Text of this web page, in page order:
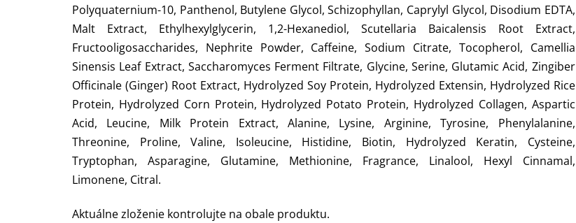
Polyquaternium-10, Panthenol, Butylene Glycol, Schizophyllan, Caprylyl Glycol, Disodium EDTA,
Malt Extract, Ethylhexylglycerin, 1,2-Hexanediol, Scutellaria Baicalensis Root Extract,
Fructooligosaccharides, Nephrite Powder, Caffeine, Sodium Citrate, Tocopherol, Camellia
Sinensis Leaf Extract, Saccharomyces Ferment Filtrate, Glycine, Serine, Glutamic Acid, Zingiber
Officinale (Ginger) Root Extract, Hydrolyzed Soy Protein, Hydrolyzed Extensin, Hydrolyzed Rice
Protein, Hydrolyzed Corn Protein, Hydrolyzed Potato Protein, Hydrolyzed Collagen, Aspartic
Acid, Leucine, Milk Protein Extract, Alanine, Lysine, Arginine, Tyrosine, Phenylalanine,
Threonine, Proline, Valine, Isoleucine, Histidine, Biotin, Hydrolyzed Keratin, Cysteine,
Tryptophan, Asparagine, Glutamine, Methionine, Fragrance, Linalool, Hexyl Cinnamal,
Limonene, Citral.
Aktuálne zloženie kontrolujte na obale produktu.